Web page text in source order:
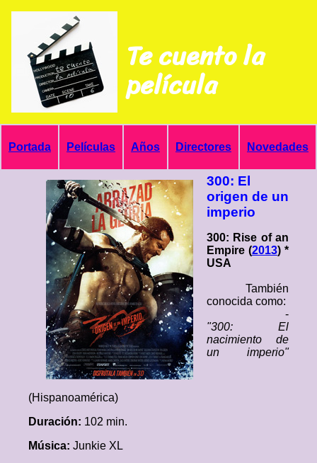
Te cuento la
película
Portada Películas Años Directores Novedades
300: El
origen de un
imperio
300: Rise of an
Empire (2013) *
USA
También
conocida como:
-
"300: El
nacimiento de
un imperio"
(Hispanoamérica)
Duración: 102 min.
Música: Junkie XL